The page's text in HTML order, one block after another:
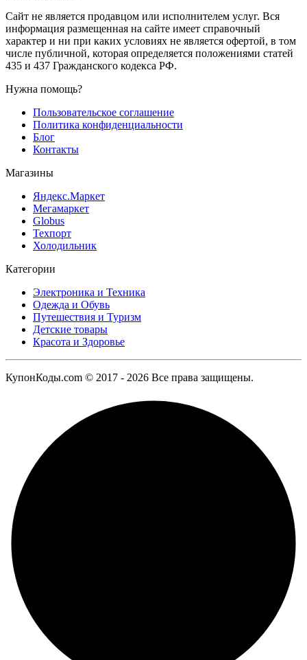
Сайт не является продавцом или исполнителем услуг. Вся
информация размещенная на сайте имеет справочный
характер и ни при каких условиях не является офертой, в том
числе публичной, которая определяется положениями статей
435 и 437 Гражданского кодекса РФ.
Нужна помощь?
Пользовательское соглашение
Политика конфиденциальности
Блог
Контакты
Магазины
Яндекс.Маркет
Мегамаркет
Globus
Техпорт
Холодильник
Категории
Электроника и Техника
Одежда и Обувь
Путешествия и Туризм
Детские товары
Красота и Здоровье
КупонКоды.com © 2017 - 2026 Все права защищены.